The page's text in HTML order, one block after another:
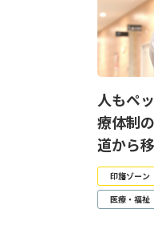
人もペ
療体制
道から
印旛ゾーン
医療・福祉